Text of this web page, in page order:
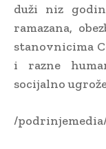
duži niz
ramazana,
stanovnicima
i razne
socijalno
/podrinjemedia/